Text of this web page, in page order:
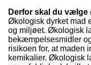
Derfor skal du vælge
Økologisk dyrket mad
og miljøet. Økologisk
bekæmpelsesmidler
risikoen for, at maden
kemikalier. Økologisk